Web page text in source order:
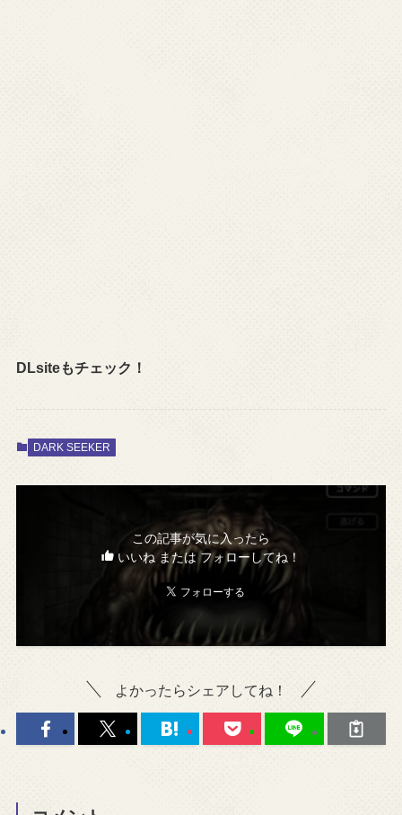
DLsiteもチェック！
DARK SEEKER
この記事が気に入ったら
いいね または フォローしてね！
よかったらシェアしてね！